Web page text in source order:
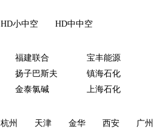
HD小中空 HD中中空
福建联合 宝丰能源
扬子巴斯夫 镇海石化
金泰氯碱 上海石化
杭州 天津 金华 西安 广州